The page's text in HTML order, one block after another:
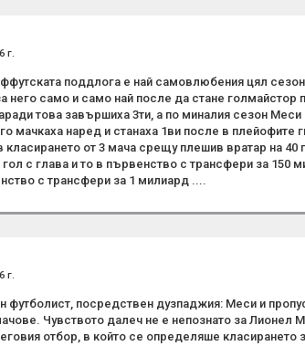
г.
поддлога е най самовлюбения цял
него само и само най после да стане голмайстор
това завършиха 3ти, а по миналия сезон Меси
мачкаха наред и станаха 1ви после в плейофите
класирането от 3 мача срещу плешив вратар на 40
гол с глава и то в първенство с трансфери за 150
с трансфери за 1 милиард ....
г.
футболист, посредствен дузпаджия: Меси и
Чувството далеч не е непознато за Лионел
отбор, в който се определяше класирането